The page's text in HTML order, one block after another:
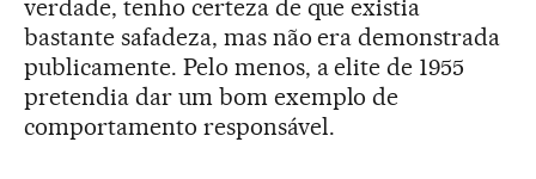
verdade, tenho certeza de que existia
bastante safadeza, mas não era demonstrada
publicamente. Pelo menos, a elite de 1955
pretendia dar um bom exemplo de
comportamento responsável.